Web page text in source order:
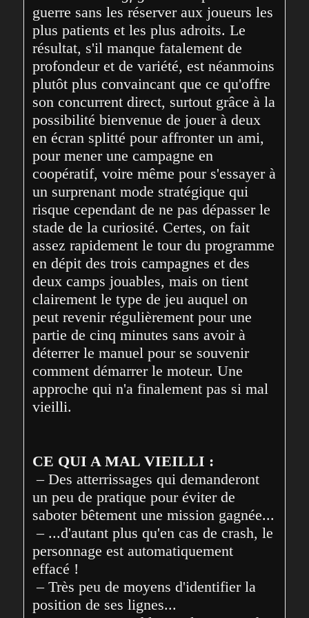
guerre sans les réserver aux joueurs les
plus patients et les plus adroits. Le
résultat, s'il manque fatalement de
profondeur et de variété, est néanmoins
plutôt plus convaincant que ce qu'offre
son concurrent direct, surtout grâce à la
possibilité bienvenue de jouer à deux
en écran splitté pour affronter un ami,
pour mener une campagne en
coopératif, voire même pour s'essayer à
un surprenant mode stratégique qui
risque cependant de ne pas dépasser le
stade de la curiosité. Certes, on fait
assez rapidement le tour du programme
en dépit des trois campagnes et des
deux camps jouables, mais on tient
clairement le type de jeu auquel on
peut revenir régulièrement pour une
partie de cinq minutes sans avoir à
déterrer le manuel pour se souvenir
comment démarrer le moteur. Une
approche qui n'a finalement pas si mal
vieilli.
CE QUI A MAL VIEILLI :
– Des atterrissages qui demanderont
un peu de pratique pour éviter de
saboter bêtement une mission gagnée...
– ...d'autant plus qu'en cas de crash, le
personnage est automatiquement
effacé !
– Très peu de moyens d'identifier la
position de ses lignes...